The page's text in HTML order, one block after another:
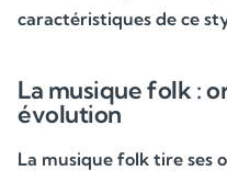
caractéristiques de ce
La musique folk :
évolution
La musique folk tire ses